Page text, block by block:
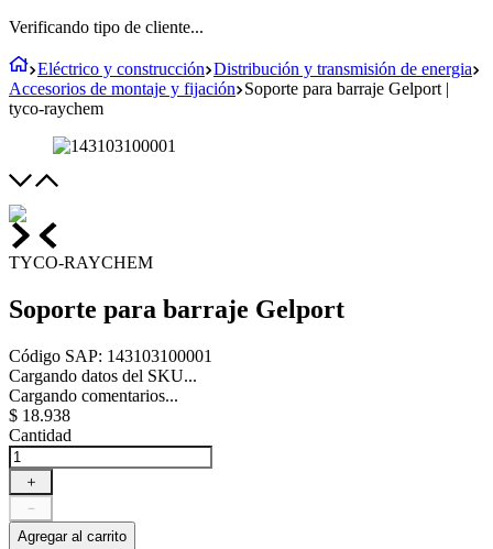
Verificando tipo de cliente...
Eléctrico y construcción Distribución y transmisión de energia
Accesorios de montaje y fijación Soporte para barraje Gelport |
tyco-raychem
TYCO-RAYCHEM
Soporte para barraje Gelport
Código SAP: 143103100001
Cargando datos del SKU...
Cargando comentarios...
$ 18.938
Cantidad
＋
－
Agregar al carrito